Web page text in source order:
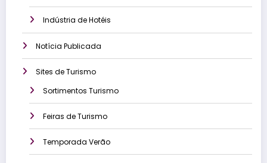
Indústria de Hotéis
Notícia Publicada
Sites de Turismo
Sortimentos Turismo
Feiras de Turismo
Temporada Verão